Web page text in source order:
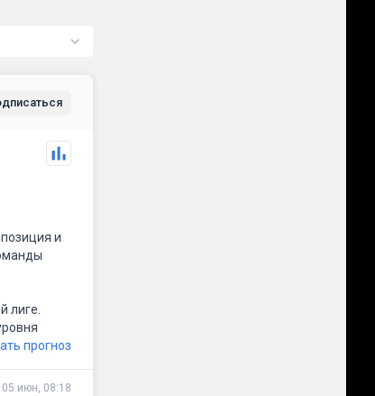
и
лиге.
и по
прогноз
05 июн, 08:18